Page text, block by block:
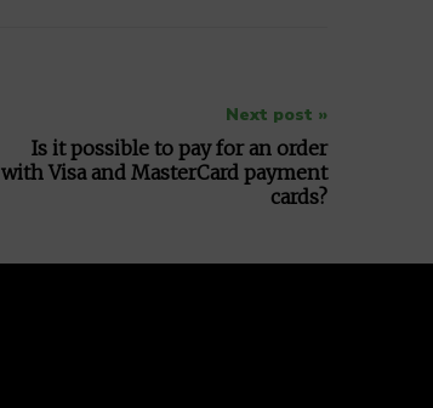
Next post »
Is it possible to pay for an order
with Visa and MasterCard payment
cards?